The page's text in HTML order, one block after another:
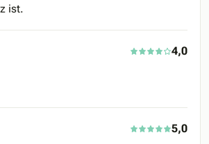
ist.
4,0
5,0